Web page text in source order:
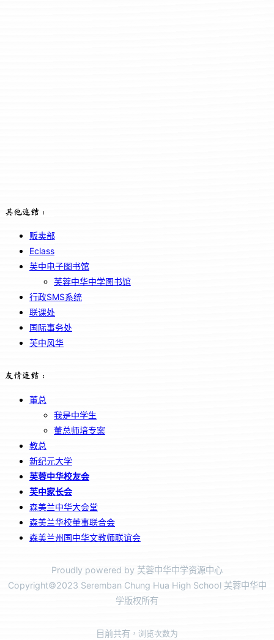
其他连结：
贩卖部
Eclass
芙中电子图书馆
芙蓉中华中学图书馆
行政SMS系统
联课处
国际事务处
芙中风华
友情连结：
董总
我是中学生
董总师培专案
教总
新纪元大学
芙蓉中华校友会
芙中家长会
森美兰中华大会堂
森美兰华校董事联合会
森美兰州国中华文教师联谊会
Proudly powered by 芙蓉中华中学资源中心
Copyright©2023 Seremban Chung Hua High School 芙蓉中华中
学版权所有
目前共有 ，浏览次数为